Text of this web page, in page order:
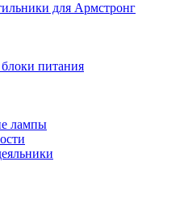
для Армстронг
питания
лампы